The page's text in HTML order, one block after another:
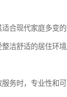
合现代家庭多变
洁舒适的居住环境
务时，专业性和可